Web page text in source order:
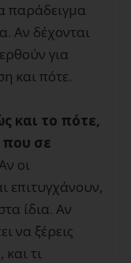
παράδειγμα
Αν δέχονται
για
και πότε.
και το πότε,
που σε
οι
επιτυγχάνουν,
ίδια. Αν
να ξέρεις
και τι